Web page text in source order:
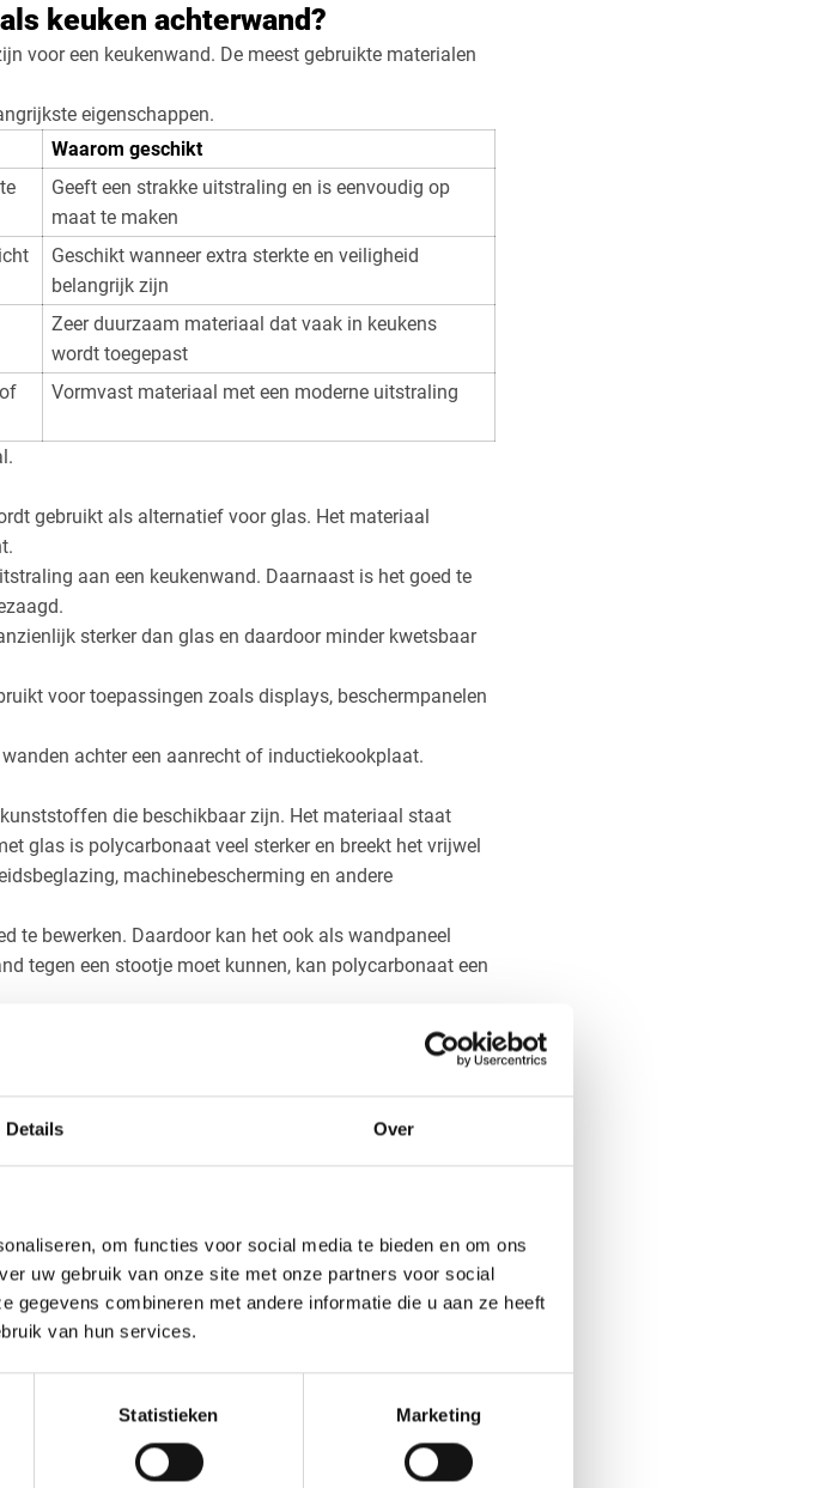
Details Over
om functies voor social media te bieden en om ons
uw gebruik van onze site met onze partners voor social
gegevens combineren met andere informatie die u aan ze heeft
van hun services.
Statistieken Marketing
keuken achterwand?
voor een keukenwand. De meest gebruikte materialen
eigenschappen.
Waarom geschikt
Geeft een strakke uitstraling en is eenvoudig op
maat te maken
Geschikt wanneer extra sterkte en veiligheid
belangrijk zijn
Zeer duurzaam materiaal dat vaak in keukens
wordt toegepast
Vormvast materiaal met een moderne uitstraling
gebruikt als alternatief voor glas. Het materiaal
aan een keukenwand. Daarnaast is het goed te
sterker dan glas en daardoor minder kwetsbaar
voor toepassingen zoals displays, beschermpanelen
achter een aanrecht of inductiekookplaat.
die beschikbaar zijn. Het materiaal staat
glas is polycarbonaat veel sterker en breekt het vrijwel
machinebescherming en andere
te bewerken. Daardoor kan het ook als wandpaneel
tegen een stootje moet kunnen, kan polycarbonaat een
worden samengeperst tot een harde plaat. Het resultaat
blijft lang netjes en is relatief onderhoudsvriendelijk.
kunststof kern met aan beide zijden een dunne
maar toch zeer vormvast. Het oppervlak heeft een
in interieurtoepassingen waar een vlak en stabiel
u een strak en modern wandpaneel wilt.
achter een kookplaat?
rekening te houden met de warmtebron. De hitte die
materiaal.